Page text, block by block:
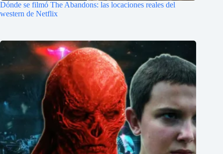
Dónde se filmó The Abandons: las locaciones reales del
western de Netflix